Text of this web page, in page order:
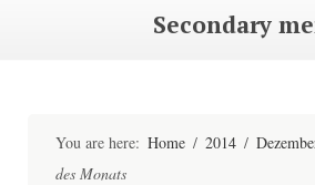
Secondary
You are here: Home / 2014 /
des Monats